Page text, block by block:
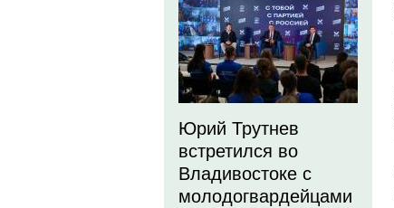
Юрий Трутнев
встретился во
Владивостоке с
молодогвардейцами